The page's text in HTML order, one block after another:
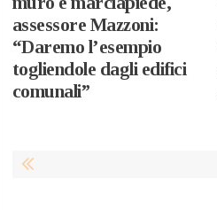
assessore Mazzoni:
“Daremo l’esempio
togliendole dagli edifici
comunali”